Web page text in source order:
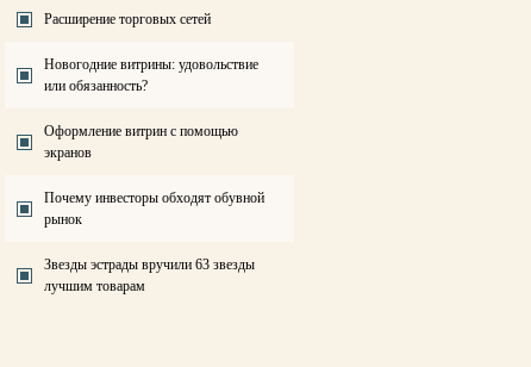
Расширение торговых сетей
Новогодние витрины: удовольствие
или обязанность?
Оформление витрин с помощью
экранов
Почему инвесторы обходят обувной
рынок
Звезды эстрады вручили 63 звезды
лучшим товарам